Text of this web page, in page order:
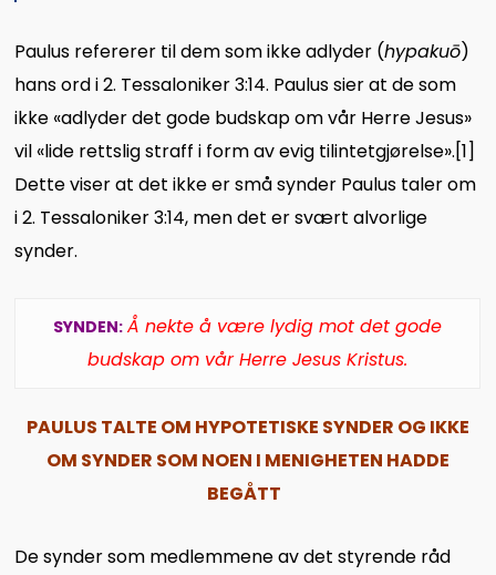
Paulus refererer til dem som ikke adlyder (hypakuō)
hans ord i 2. Tessaloniker 3:14. Paulus sier at de som
ikke «adlyder det gode budskap om vår Herre Jesus»
vil «lide rettslig straff i form av evig tilintetgjørelse».[1]
Dette viser at det ikke er små synder Paulus taler om
i 2. Tessaloniker 3:14, men det er svært alvorlige
synder.
SYNDEN: Å nekte å være lydig mot det gode
budskap om vår Herre Jesus Kristus.
PAULUS TALTE OM HYPOTETISKE SYNDER OG IKKE
OM SYNDER SOM NOEN I MENIGHETEN HADDE
BEGÅTT
De synder som medlemmene av det styrende råd